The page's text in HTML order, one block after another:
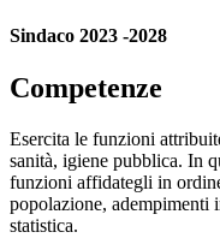
Sindaco 2023 -2028
Competenze
Esercita le funzioni
sanità, igiene pubblica. In
funzioni affidategli in
popolazione, adempimenti
statistica.